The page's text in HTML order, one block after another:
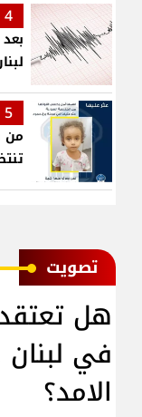
4
5
من
ﺗﺼﻮﻳﺖ
هل تعتقد
في
الامد؟